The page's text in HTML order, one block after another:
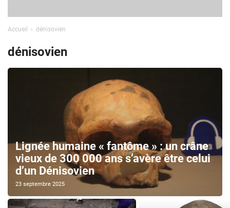
Accueil dénisovien
dénisovien
Lignée humaine « fantôme » : un crâne
vieux de 300 000 ans s’avère être celui
d’un Dénisovien
23 septembre 2025